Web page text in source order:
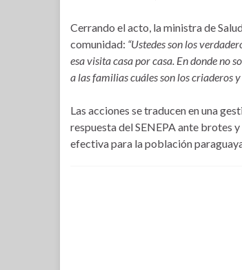
Cerrando el acto, la ministra de
comunidad: “Ustedes son los
esa visita casa por casa. En donde no
a las familias cuáles son los criaderos
Las acciones se traducen en una
respuesta del SENEPA ante brotes
efectiva para la población